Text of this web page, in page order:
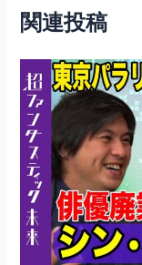
o
o
k
ビ
ゲ
シ
ョ
ン
関連投稿